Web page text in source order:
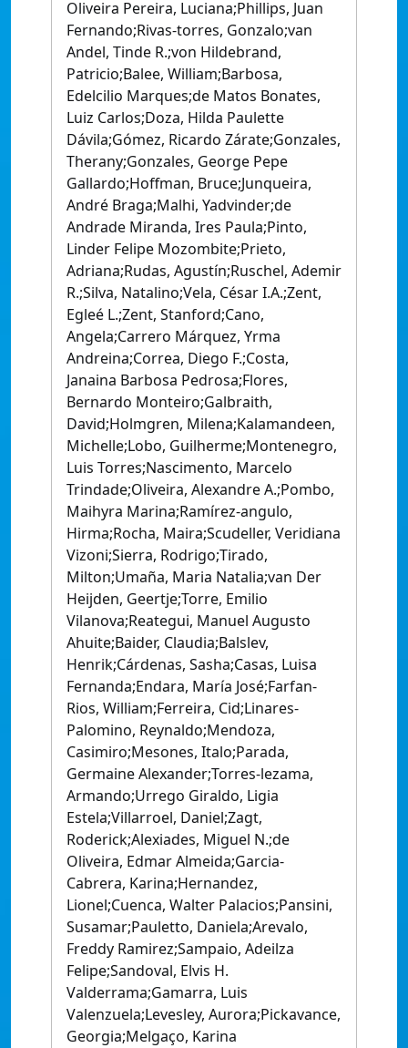
Oliveira Pereira, Luciana;Phillips, Juan
Fernando;Rivas-torres, Gonzalo;van
Andel, Tinde R.;von Hildebrand,
Patricio;Balee, William;Barbosa,
Edelcilio Marques;de Matos Bonates,
Luiz Carlos;Doza, Hilda Paulette
Dávila;Gómez, Ricardo Zárate;Gonzales,
Therany;Gonzales, George Pepe
Gallardo;Hoffman, Bruce;Junqueira,
André Braga;Malhi, Yadvinder;de
Andrade Miranda, Ires Paula;Pinto,
Linder Felipe Mozombite;Prieto,
Adriana;Rudas, Agustín;Ruschel, Ademir
R.;Silva, Natalino;Vela, César I.A.;Zent,
Egleé L.;Zent, Stanford;Cano,
Angela;Carrero Márquez, Yrma
Andreina;Correa, Diego F.;Costa,
Janaina Barbosa Pedrosa;Flores,
Bernardo Monteiro;Galbraith,
David;Holmgren, Milena;Kalamandeen,
Michelle;Lobo, Guilherme;Montenegro,
Luis Torres;Nascimento, Marcelo
Trindade;Oliveira, Alexandre A.;Pombo,
Maihyra Marina;Ramírez-angulo,
Hirma;Rocha, Maira;Scudeller, Veridiana
Vizoni;Sierra, Rodrigo;Tirado,
Milton;Umaña, Maria Natalia;van Der
Heijden, Geertje;Torre, Emilio
Vilanova;Reategui, Manuel Augusto
Ahuite;Baider, Claudia;Balslev,
Henrik;Cárdenas, Sasha;Casas, Luisa
Fernanda;Endara, María José;Farfan-
Rios, William;Ferreira, Cid;Linares-
Palomino, Reynaldo;Mendoza,
Casimiro;Mesones, Italo;Parada,
Germaine Alexander;Torres-lezama,
Armando;Urrego Giraldo, Ligia
Estela;Villarroel, Daniel;Zagt,
Roderick;Alexiades, Miguel N.;de
Oliveira, Edmar Almeida;Garcia-
Cabrera, Karina;Hernandez,
Lionel;Cuenca, Walter Palacios;Pansini,
Susamar;Pauletto, Daniela;Arevalo,
Freddy Ramirez;Sampaio, Adeilza
Felipe;Sandoval, Elvis H.
Valderrama;Gamarra, Luis
Valenzuela;Levesley, Aurora;Pickavance,
Georgia;Melgaço, Karina